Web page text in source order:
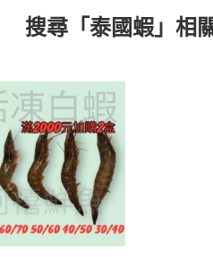
搜尋「泰國蝦」相